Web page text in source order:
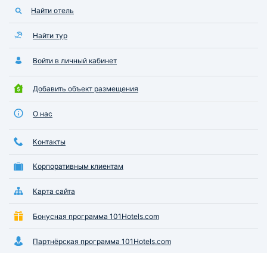
Найти отель
Найти тур
Войти в личный кабинет
Добавить объект размещения
О нас
Контакты
Корпоративным клиентам
Карта сайта
Бонусная программа 101Hotels.com
Партнёрская программа 101Hotels.com